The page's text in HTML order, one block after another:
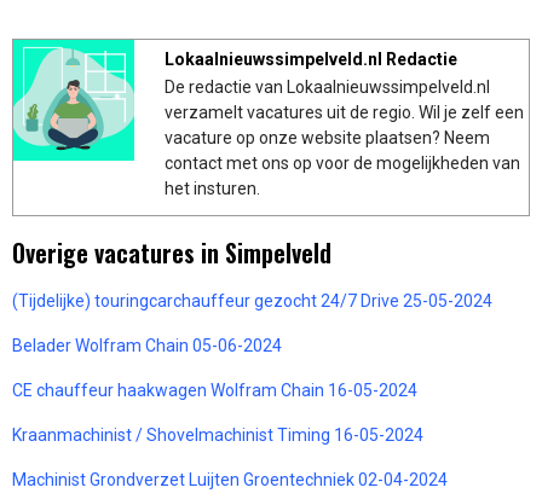
Lokaalnieuwssimpelveld.nl Redactie
De redactie van Lokaalnieuwssimpelveld.nl
verzamelt vacatures uit de regio. Wil je zelf een
vacature op onze website plaatsen? Neem
contact met ons op voor de mogelijkheden van
het insturen.
Overige vacatures in Simpelveld
(Tijdelijke) touringcarchauffeur gezocht 24/7 Drive 25-05-2024
Belader Wolfram Chain 05-06-2024
CE chauffeur haakwagen Wolfram Chain 16-05-2024
Kraanmachinist / Shovelmachinist Timing 16-05-2024
Machinist Grondverzet Luijten Groentechniek 02-04-2024